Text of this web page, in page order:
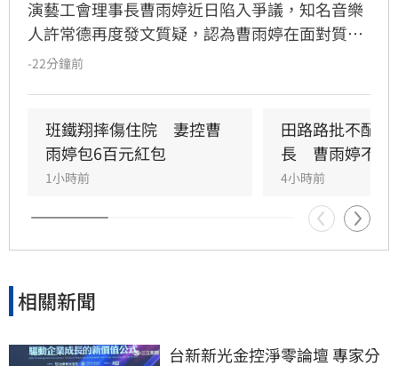
演藝工會理事長曹雨婷近日陷入爭議，知名音樂
人許常德再度發文質疑，認為曹雨婷在面對質疑
時，不應反問資深藝人池秋美關於田路路協助的
外界關注工會運作屬合理公共討論，核心在於工
會是否善盡職責，而非轉移焦點至個別藝人身
上。由於曹雨婷曾主動表示協助田路路，隨後引
發外界檢視工會作為，許常德呼籲曹雨婷應公開
說明近年會務內容，包括會費、企業贊助與政府
補助等經費運用情形，確保財務透明公開，才能
員權益獲得實質保障與完善照顧。
-22分鐘前
班鐵翔摔傷住院　妻控曹
雨婷包6百元紅包
1小時前
田路路批不配
長　曹雨婷不忍
4小時前
相關新聞
台新新光金控淨零論壇 專家分